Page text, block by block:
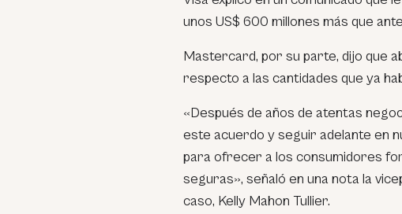
unos US$ 600 millones más que
Mastercard, por su parte, dijo que
respecto a las cantidades que ya
«Después de años de atentas
este acuerdo y seguir adelante en
para ofrecer a los consumidores
seguras», señaló en una nota la
caso, Kelly Mahon Tullier.